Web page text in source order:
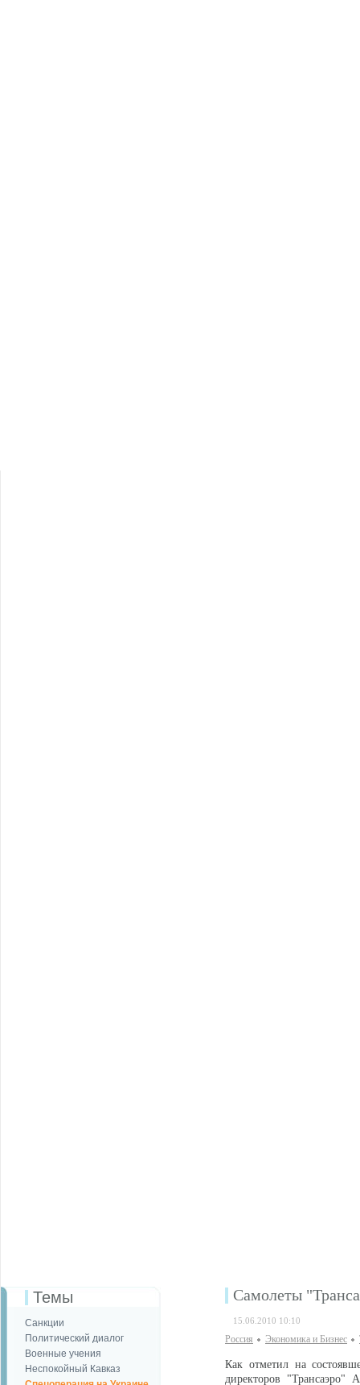
Темы
Санкции
Политический диалог
Военные учения
Неспокойный Кавказ
Самолеты
15.06.2010 10:10
Россия Экономика и Бизнес
Как отметил на
директоров "Трансаэро"